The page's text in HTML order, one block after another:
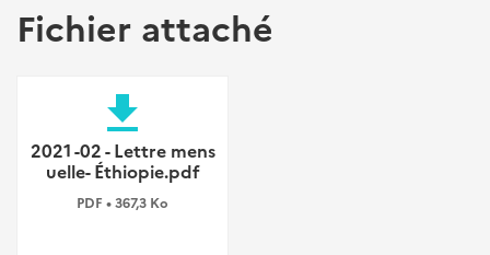
Fichier attaché
file_download
2021 -02 - Lettre mens
uelle- Éthiopie.pdf
PDF • 367,3 Ko